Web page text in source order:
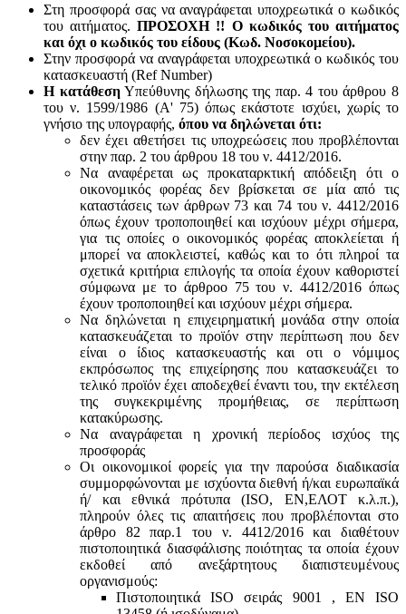
Στη προσφορά σας να αναγράφεται υποχρεωτικά ο κωδικός
του αιτήματος.ΠΡΟΣΟΧΗ !! Ο κωδικός του αιτήματος
και όχι ο κωδικός του είδους (Κωδ. Νοσοκομείου).
Στην προσφορά να αναγράφεται υποχρεωτικά ο κωδικός του
κατασκευαστή (Ref Number)
Η κατάθεσηΥπεύθυνης δήλωσης της παρ. 4 του άρθρου 8
του ν. 1599/1986 (Α' 75) όπως εκάστοτε ισχύει, χωρίς το
γνήσιο της υπογραφής, όπου να δηλώνεται ότι:
δεν έχει αθετήσει τις υποχρεώσεις που προβλέπονται
στην παρ. 2 του άρθρου 18 του ν. 4412/2016.
Να αναφέρεται ως προκαταρκτική απόδειξη ότι ο
οικονομικός φορέας δεν βρίσκεται σε μία από τις
καταστάσεις των άρθρων 73 και 74 του ν. 4412/2016
όπως έχουν τροποποιηθεί και ισχύουν μέχρι σήμερα,
για τις οποίες ο οικονομικός φορέας αποκλείεται ή
μπορεί να αποκλειστεί, καθώς και το ότι πληροί τα
σχετικά κριτήρια επιλογής τα οποία έχουν καθοριστεί
σύμφωνα με τo άρθροo 75 του ν. 4412/2016 όπως
έχουν τροποποιηθεί και ισχύουν μέχρι σήμερα.
Να δηλώνεται η επιχειρηματική μονάδα στην οποία
κατασκευάζεται το προϊόν στην περίπτωση που δεν
είναι ο ίδιος κατασκευαστής και oτι ο νόμιμος
εκπρόσωπος της επιχείρησης που κατασκευάζει το
τελικό προϊόν έχει αποδεχθεί έναντι του, την εκτέλεση
της συγκεκριμένης προμήθειας, σε περίπτωση
κατακύρωσης.
Να αναγράφεται η χρονική περίοδος ισχύος της
προσφοράς
Οι οικονομικοί φορείς για την παρούσα διαδικασία
συμμορφώνονται με ισχύοντα διεθνή ή/και ευρωπαϊκά
ή/ και εθνικά πρότυπα (ISO, ΕΝ,ΕΛΟΤ κ.λ.π.),
πληρούν όλες τις απαιτήσεις που προβλέπονται στο
άρθρο 82 παρ.1 του ν. 4412/2016 και διαθέτουν
πιστοποιητικά διασφάλισης ποιότητας τα οποία έχουν
εκδοθεί από ανεξάρτητους διαπιστευμένους
οργανισμούς:
Πιστοποιητικά ISO σειράς 9001 , ΕΝ ISO